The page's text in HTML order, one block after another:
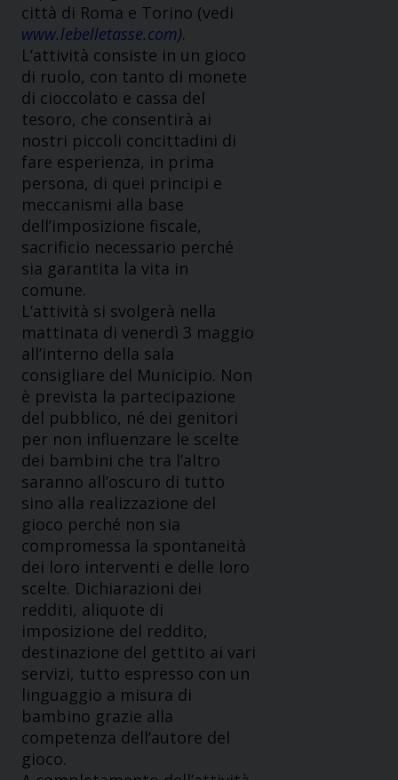
città di Roma e Torino (vedi
www.lebelletasse.com).
L’attività consiste in un gioco
di ruolo, con tanto di monete
di cioccolato e cassa del
tesoro, che consentirà ai
nostri piccoli concittadini di
fare esperienza, in prima
persona, di quei principi e
meccanismi alla base
dell’imposizione fiscale,
sacrificio necessario perché
sia garantita la vita in
comune.
L’attività si svolgerà nella
mattinata di venerdì 3 maggio
all’interno della sala
consigliare del Municipio. Non
è prevista la partecipazione
del pubblico, né dei genitori
per non influenzare le scelte
dei bambini che tra l’altro
saranno all’oscuro di tutto
sino alla realizzazione del
gioco perché non sia
compromessa la spontaneità
dei loro interventi e delle loro
scelte. Dichiarazioni dei
redditi, aliquote di
imposizione del reddito,
destinazione del gettito ai vari
servizi, tutto espresso con un
linguaggio a misura di
bambino grazie alla
competenza dell’autore del
gioco.